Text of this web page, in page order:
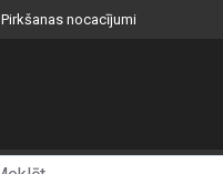
Pirkšanas nocacījumi